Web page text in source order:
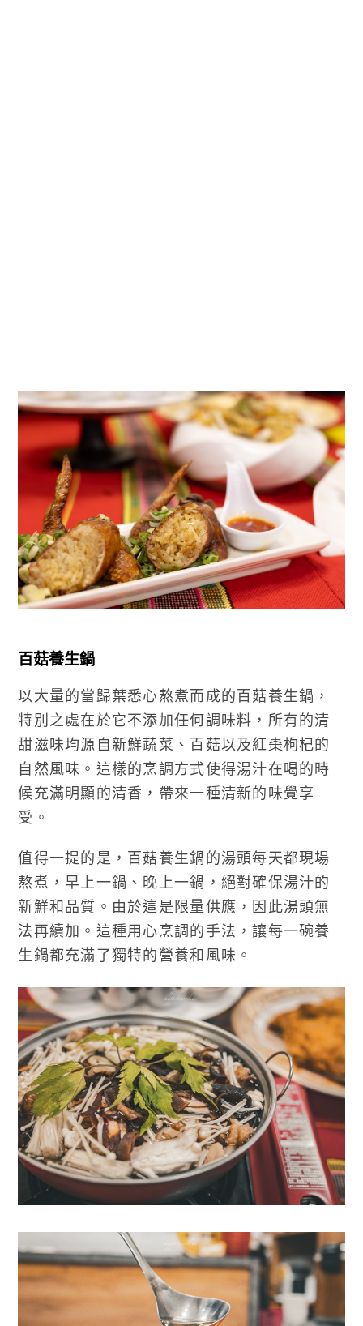
百菇養生鍋
以大量的當歸葉悉心熬煮而成的百菇養生鍋，
特別之處在於它不添加任何調味料，所有的清
甜滋味均源自新鮮蔬菜、百菇以及紅棗枸杞的
自然風味。這樣的烹調方式使得湯汁在喝的時
候充滿明顯的清香，帶來一種清新的味覺享
受。
值得一提的是，百菇養生鍋的湯頭每天都現場
熬煮，早上一鍋、晚上一鍋，絕對確保湯汁的
新鮮和品質。由於這是限量供應，因此湯頭無
法再續加。這種用心烹調的手法，讓每一碗養
生鍋都充滿了獨特的營養和風味。